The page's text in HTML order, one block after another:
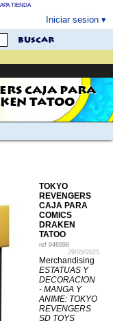
TIENDA
Iniciar sesion
buscar
CAJA PARA
TATOO
TOKYO
REVENGERS
CAJA PARA
COMICS
DRAKEN
TATOO
ref 946998
29/05/2025
Merchandising
ESTATUAS Y
DECORACION
- MANGA Y
ANIME: TOKYO
REVENGERS
SD TOYS